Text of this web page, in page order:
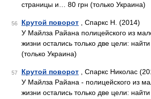
страницы и… 80 грн (только Украина)
56 Крутой поворот , Спаркс Н. (2014)
У Майлза Райана полицейского из
жизни остались только две цели:
(только Украина)
57 Крутой поворот , Спаркс Николас
У Майлза Райана - полицейского из
жизни остались только две цели: